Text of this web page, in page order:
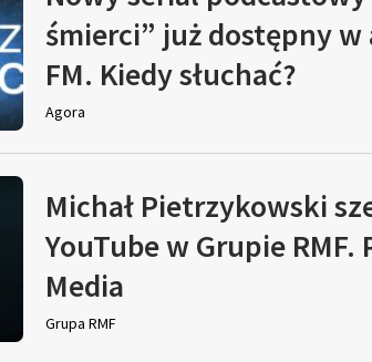
śmierci” już dostępny w
FM. Kiedy słuchać?
Agora
Michał Pietrzykowski
YouTube w Grupie RMF.
Media
Grupa RMF